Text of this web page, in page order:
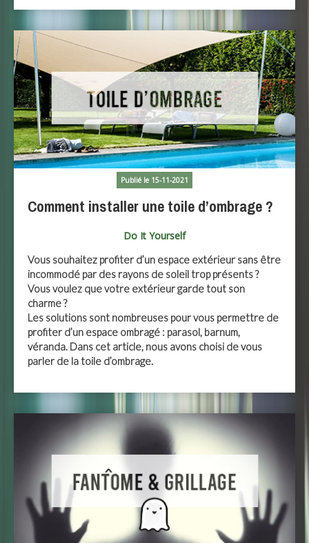
Publié le 15-11-2021
Comment installer une toile d’ombrage ?
Do It Yourself
Vous souhaitez profiter d’un espace extérieur sans être
incommodé par des rayons de soleil trop présents ?
Vous voulez que votre extérieur garde tout son
charme ?
Les solutions sont nombreuses pour vous permettre de
profiter d’un espace ombragé : parasol, barnum,
véranda. Dans cet article, nous avons choisi de vous
parler de la toile d’ombrage.